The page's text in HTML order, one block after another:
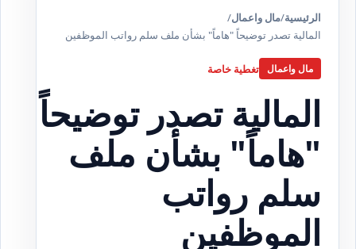
الرئيسية/مال واعمال/
المالية تصدر توضيحاً "هاماً" بشأن ملف سلم رواتب الموظفين
مال واعمال تغطية خاصة
المالية تصدر توضيحاً
"هاماً" بشأن ملف
سلم رواتب
الموظفين